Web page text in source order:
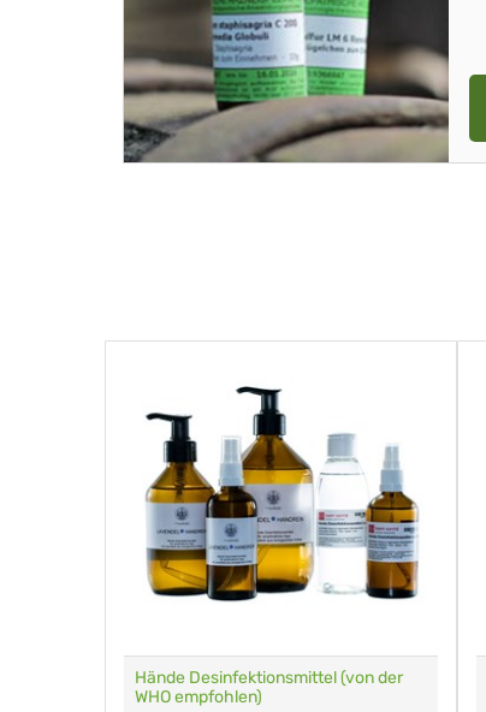
Hände Desinfektionsmittel (von der
WHO empfohlen)